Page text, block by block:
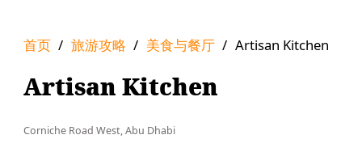
首页 / 旅游攻略 / 美食与餐厅 / Artisan Kitchen
Artisan Kitchen
Corniche Road West, Abu Dhabi